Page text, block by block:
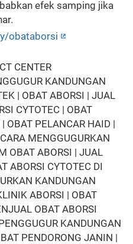
efek samping jika
obataborsi
CENTER
KANDUNGAN
| OBAT ABORSI | JUAL
CYTOTEC | OBAT
OBAT PELANCAR HAID |
MENGGUGURKAN
OBAT ABORSI | JUAL
ABORSI CYTOTEC DI
KANDUNGAN
ABORSI | OBAT
OBAT ABORSI
KANDUNGAN
PENDORONG JANIN |